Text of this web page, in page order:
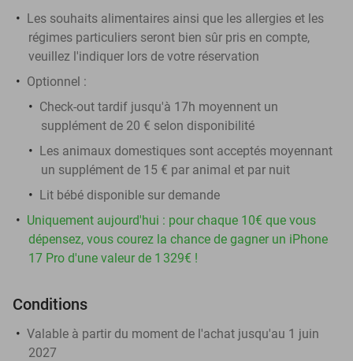
Les souhaits alimentaires ainsi que les allergies et les
régimes particuliers seront bien sûr pris en compte,
veuillez l'indiquer lors de votre réservation
Optionnel :
Check-out tardif jusqu'à 17h moyennent un
supplément de 20 € selon disponibilité
Les animaux domestiques sont acceptés moyennant
un supplément de 15 € par animal et par nuit
Lit bébé disponible sur demande
Uniquement aujourd'hui : pour chaque 10€ que vous
dépensez, vous courez la chance de gagner un iPhone
17 Pro d'une valeur de 1 329€ !
Conditions
Valable à partir du moment de l'achat jusqu'au 1 juin
2027